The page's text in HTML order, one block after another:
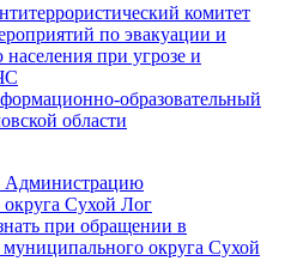
комитет
по эвакуации и
при угрозе и
образовательный
области
Администрацию
Сухой Лог
при обращении в
округа Сухой